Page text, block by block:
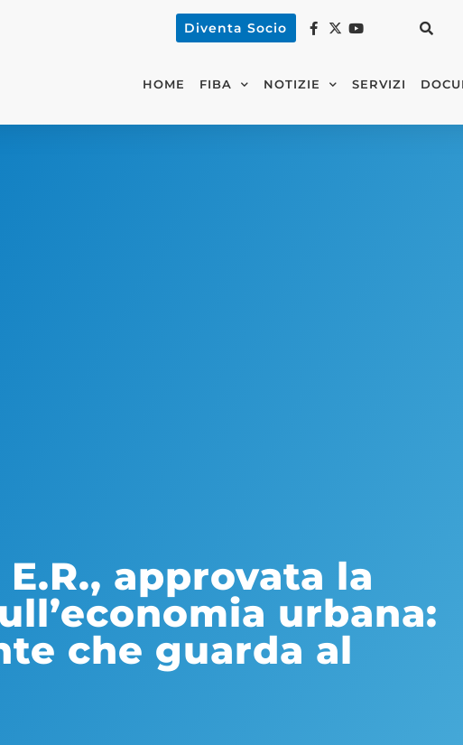
Diventa Socio
HOME FIBA NOTIZIE SERVIZI
approvata la
urbana:
che guarda al